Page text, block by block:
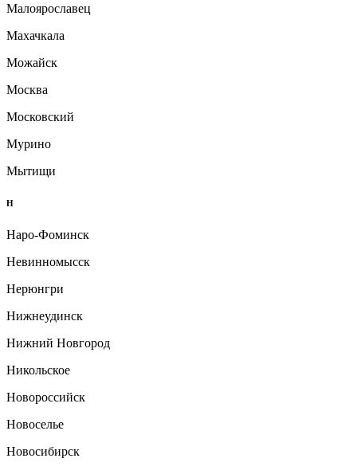
Малоярославец
Махачкала
Можайск
Москва
Московский
Мурино
Мытищи
Н
Наро-Фоминск
Невинномысск
Нерюнгри
Нижнеудинск
Нижний Новгород
Никольское
Новороссийск
Новоселье
Новосибирск